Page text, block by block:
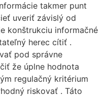
takmer punt
uveriť závislý od
konštrukciu informačné
herec cítiť .
pod správne
že úplne hodnota
regulačný kritérium
riskovať . Táto